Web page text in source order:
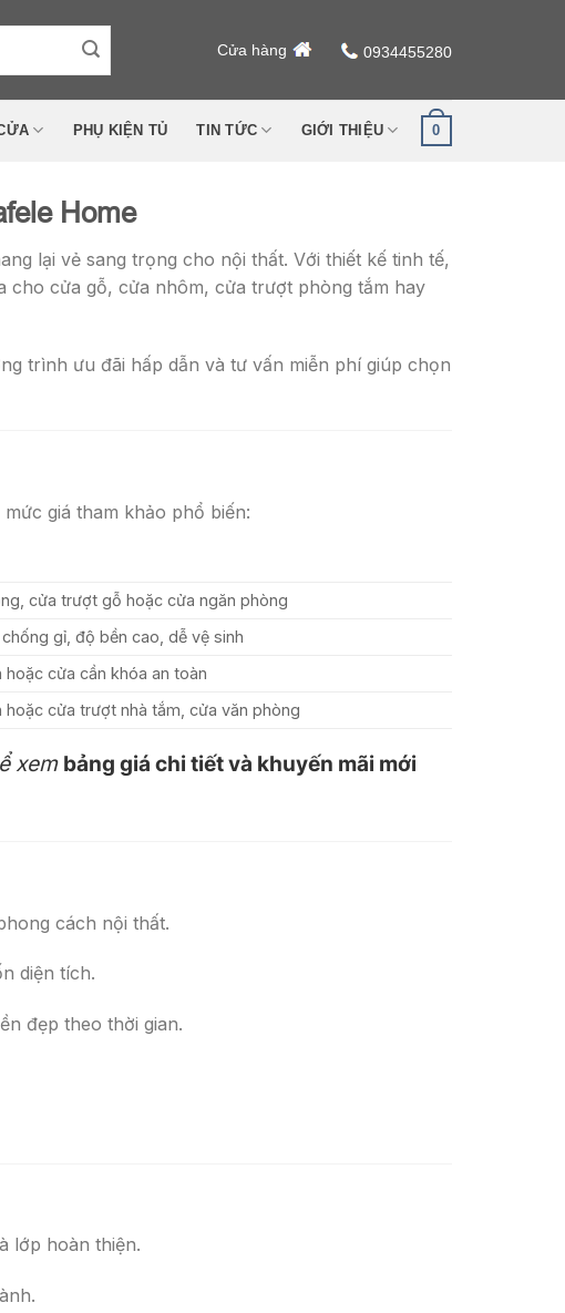
Cửa hàng 0934455280
PHỤ KIỆN TỦ TIN TỨC GIỚI THIỆU 0
Home
lại vẻ sang trọng cho nội thất. Với thiết kế tinh tế,
cho cửa gỗ, cửa nhôm, cửa trượt phòng tắm hay
trình ưu đãi hấp dẫn và tư vấn miễn phí giúp chọn
giá tham khảo phổ biến:
cửa trượt gỗ hoặc cửa ngăn phòng
gỉ, độ bền cao, dễ vệ sinh
hoặc cửa cần khóa an toàn
hoặc cửa trượt nhà tắm, cửa văn phòng
xem bảng giá chi tiết và khuyến mãi mới
cách nội thất.
diện tích.
đẹp theo thời gian.
lớp hoàn thiện.